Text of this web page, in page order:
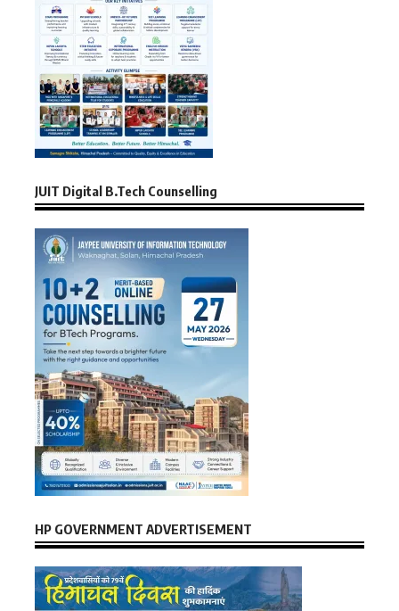
JUIT Digital B.Tech Counselling
HP GOVERNMENT ADVERTISEMENT